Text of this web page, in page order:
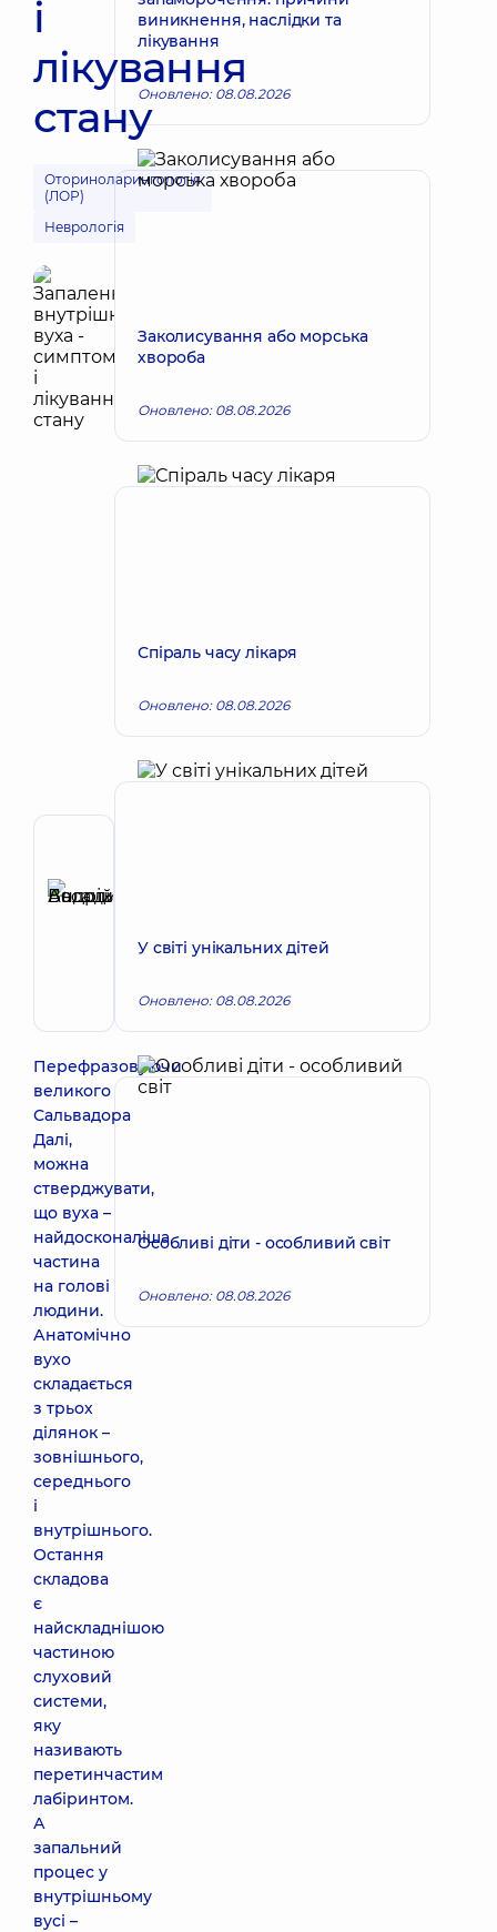
і
лікування
стану
Оториноларингологія
(ЛОР)
Неврологія
Володимирович
ендоваскулярний
Перефразовуючи
великого
Сальвадора
Далі,
можна
стверджувати,
що вуха –
найдосконаліша
частина
на голові
людини.
Анатомічно
вухо
складається
з трьох
ділянок –
зовнішнього,
середнього
і
внутрішнього.
Остання
складова
є
найскладнішою
частиною
слуховий
системи,
яку
називають
перетинчастим
лабіринтом.
А
запальний
процес у
внутрішньому
вусі –
виникнення, наслідки та
лікування
Оновлено: 08.08.2026
Заколисування або морська
хвороба
Оновлено: 08.08.2026
Спіраль часу лікаря
Оновлено: 08.08.2026
У світі унікальних дітей
Оновлено: 08.08.2026
Особливі діти - особливий світ
Оновлено: 08.08.2026